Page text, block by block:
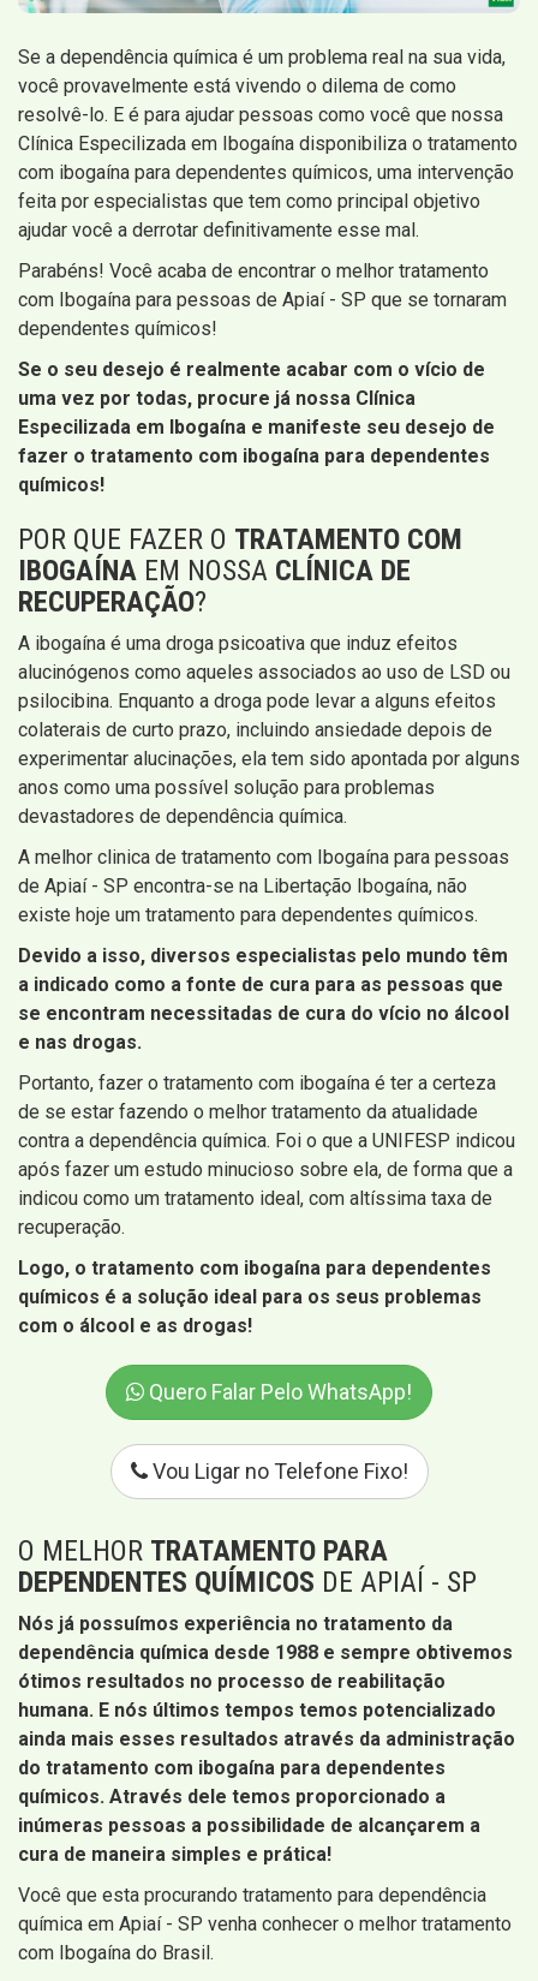
Se a dependência química é um problema real na sua vida,
você provavelmente está vivendo o dilema de como
resolvê-lo. E é para ajudar pessoas como você que nossa
Clínica Especilizada em Ibogaína disponibiliza o tratamento
com ibogaína para dependentes químicos, uma intervenção
feita por especialistas que tem como principal objetivo
ajudar você a derrotar definitivamente esse mal.
Parabéns! Você acaba de encontrar o melhor tratamento
com Ibogaína para pessoas de Apiaí - SP que se tornaram
dependentes químicos!
Se o seu desejo é realmente acabar com o vício de
uma vez por todas, procure já nossa Clínica
Especilizada em Ibogaína e manifeste seu desejo de
fazer o tratamento com ibogaína para dependentes
químicos!
POR QUE FAZER O TRATAMENTO COM
IBOGAÍNA EM NOSSA CLÍNICA DE
RECUPERAÇÃO?
A ibogaína é uma droga psicoativa que induz efeitos
alucinógenos como aqueles associados ao uso de LSD ou
psilocibina. Enquanto a droga pode levar a alguns efeitos
colaterais de curto prazo, incluindo ansiedade depois de
experimentar alucinações, ela tem sido apontada por alguns
anos como uma possível solução para problemas
devastadores de dependência química.
A melhor clinica de tratamento com Ibogaína para pessoas
de Apiaí - SP encontra-se na Libertação Ibogaína, não
existe hoje um tratamento para dependentes químicos.
Devido a isso, diversos especialistas pelo mundo têm
a indicado como a fonte de cura para as pessoas que
se encontram necessitadas de cura do vício no álcool
e nas drogas.
Portanto, fazer o tratamento com ibogaína é ter a certeza
de se estar fazendo o melhor tratamento da atualidade
contra a dependência química. Foi o que a UNIFESP indicou
após fazer um estudo minucioso sobre ela, de forma que a
indicou como um tratamento ideal, com altíssima taxa de
recuperação.
Logo, o tratamento com ibogaína para dependentes
químicos é a solução ideal para os seus problemas
com o álcool e as drogas!
Quero Falar Pelo WhatsApp!
Vou Ligar no Telefone Fixo!
O MELHOR TRATAMENTO PARA
DEPENDENTES QUÍMICOS DE APIAÍ - SP
Nós já possuímos experiência no tratamento da
dependência química desde 1988 e sempre obtivemos
ótimos resultados no processo de reabilitação
humana. E nós últimos tempos temos potencializado
ainda mais esses resultados através da administração
do tratamento com ibogaína para dependentes
químicos. Através dele temos proporcionado a
inúmeras pessoas a possibilidade de alcançarem a
cura de maneira simples e prática!
Você que esta procurando tratamento para dependência
química em Apiaí - SP venha conhecer o melhor tratamento
com Ibogaína do Brasil.